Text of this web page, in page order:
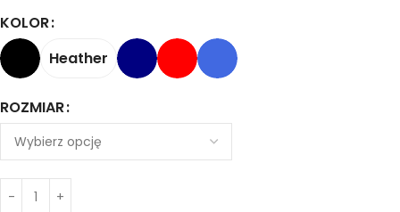
KOLOR
Heather
ROZMIAR